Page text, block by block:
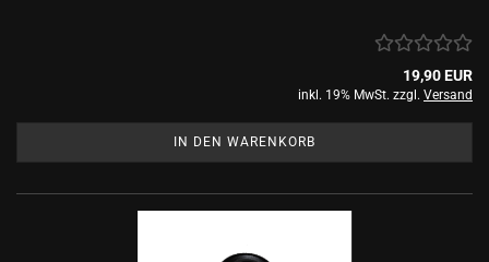
19,90 EUR
inkl. 19% MwSt. zzgl. Versand
IN DEN WARENKORB